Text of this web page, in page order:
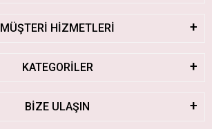
MÜŞTERİ HİZMETLERİ
KATEGORİLER
BİZE ULAŞIN